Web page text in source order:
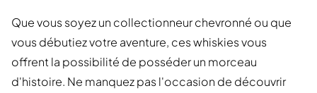
Que vous soyez un collectionneur chevronné ou que
vous débutiez votre aventure, ces whiskies vous
offrent la possibilité de posséder un morceau
d'histoire. Ne manquez pas l'occasion de découvrir